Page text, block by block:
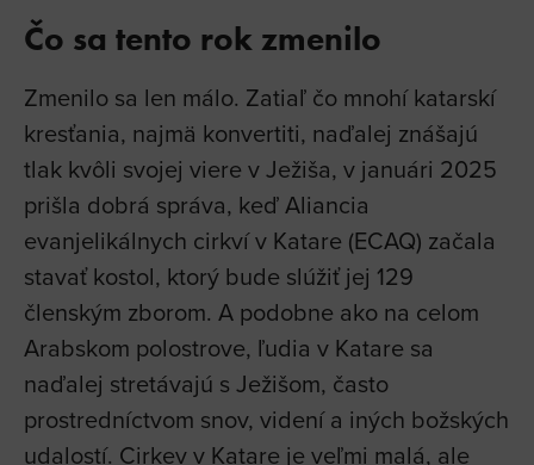
Čo sa tento rok zmenilo
Zmenilo sa len málo. Zatiaľ čo mnohí katarskí
kresťania, najmä konvertiti, naďalej znášajú
tlak kvôli svojej viere v Ježiša, v januári 2025
prišla dobrá správa, keď Aliancia
evanjelikálnych cirkví v Katare (ECAQ) začala
stavať kostol, ktorý bude slúžiť jej 129
členským zborom. A podobne ako na celom
Arabskom polostrove, ľudia v Katare sa
naďalej stretávajú s Ježišom, často
prostredníctvom snov, videní a iných božských
udalostí. Cirkev v Katare je veľmi malá, ale